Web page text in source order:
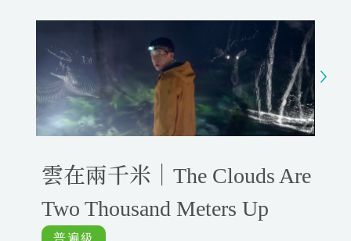
e
t
i
n
g
s
雲在兩千米｜The Clouds Are
Two Thousand Meters Up